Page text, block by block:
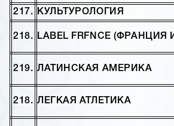
217. КУЛЬТУРОЛОГИЯ
218. LABEL FRFNCE (ФРАНЦИЯ
219. ЛАТИНСКАЯ АМЕРИКА
218. ЛЕГКАЯ АТЛЕТИКА